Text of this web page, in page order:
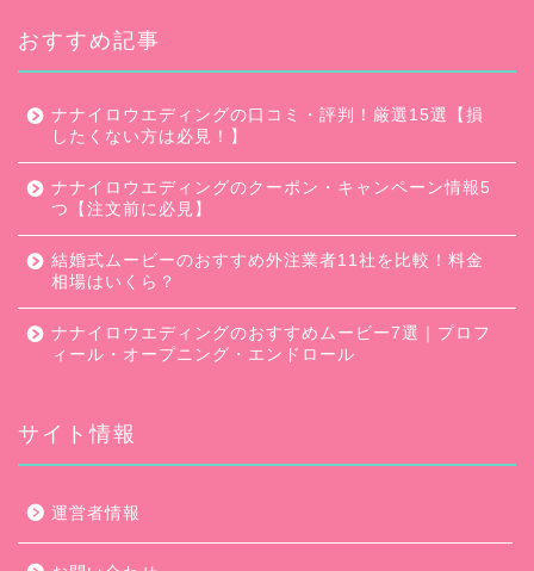
おすすめ記事
ナナイロウエディングの口コミ・評判！厳選15選【損
したくない方は必見！】
ナナイロウエディングのクーポン・キャンペーン情報5
つ【注文前に必見】
結婚式ムービーのおすすめ外注業者11社を比較！料金
相場はいくら？
ナナイロウエディングのおすすめムービー7選｜プロフ
ィール・オープニング・エンドロール
サイト情報
運営者情報